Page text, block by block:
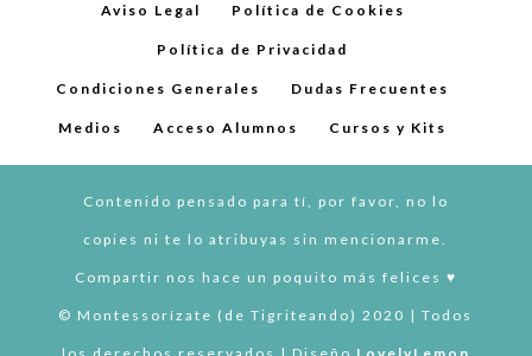
Aviso Legal Política de Cookies
Política de Privacidad
Condiciones Generales Dudas Frecuentes
Medios Acceso Alumnos Cursos y Kits
Contenido pensado para tí, por favor, no lo
copies ni te lo atribuyas sin mencionarme.
Compartir nos hace un poquito más felices ♥︎
© Montessorízate (de Tigriteando) 2020 | Todos